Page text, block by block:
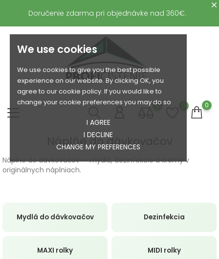
We use cookies
We use cookies to give you the best possible
experience on our website. By clicking OK, you
agree to our cookie policy. If you would like to
change your cookie preferences you may do so
I AGREE
I DECLINE
CHANGE MY PREFERENCES
Doručenie zdarma pri objednávke nad 360€.
0 0
Náplňe do dávkovačov
Náplne do dávkovačov — mydlá, dezinfekcie a krémy v
originálnych náplniach.
Mydlá do dávkovačov Dezinfekcia
MAXI rolky MIDI rolky